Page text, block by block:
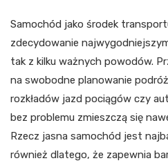
Samochód jako środek
zdecydowanie
tak z kilku ważnych powodów.
na swobodne planowanie
rozkładów jazd pociągów czy
bez problemu zmieszczą się
Rzecz jasna samochód jest
również dlatego, że zapewnia